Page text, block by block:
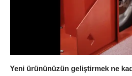
Yeni ürününüzün geliştirmek ne